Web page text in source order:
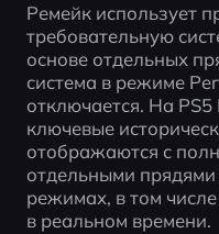
Ремейк использует
требовательную
основе отдельных
система в режиме
отключается. На
ключевые
отображаются с
отдельными прядями
режимах, в том
в реальном времени.